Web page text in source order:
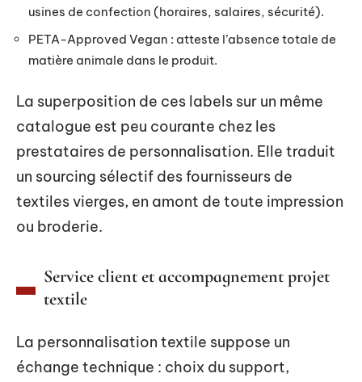
usines de confection (horaires, salaires, sécurité).
PETA-Approved Vegan : atteste l’absence totale de
matière animale dans le produit.
La superposition de ces labels sur un même
catalogue est peu courante chez les
prestataires de personnalisation. Elle traduit
un sourcing sélectif des fournisseurs de
textiles vierges, en amont de toute impression
ou broderie.
Service client et accompagnement projet
textile
La personnalisation textile suppose un
échange technique : choix du support,